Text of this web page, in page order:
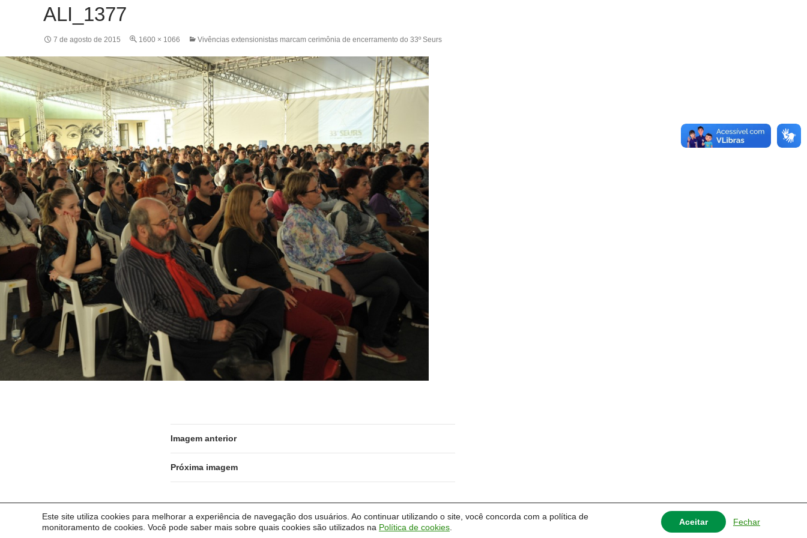
Este site utiliza cookies para melhorar a experiência de navegação dos usuários. Ao continuar utilizando o site, você concorda com a política de
monitoramento de cookies. Você pode saber mais sobre quais cookies são utilizados na Política de cookies
Aceitar Fechar
ALI_1377
7 de agosto de 2015 1600 × 1066 Vivências extensionistas marcam cerimônia de encerramento do 33º Seurs
Imagem anterior
Próxima imagem
© 2026 Universidade Federal do Pampa - UNIPAMPA